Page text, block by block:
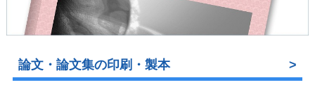
論文・論文集の印刷・製本